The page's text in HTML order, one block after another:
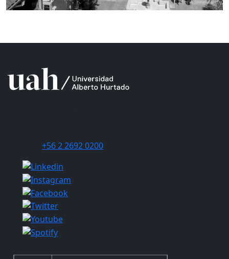
+56 2 2692 0200